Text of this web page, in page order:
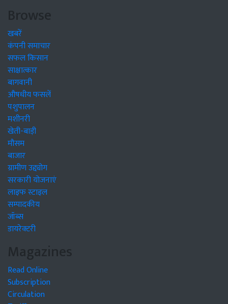
Browse
खबरें
कंपनी समाचार
सफल किसान
साक्षात्कार
बागवानी
औषधीय फसलें
पशुपालन
मशीनरी
खेती-बाड़ी
मौसम
बाजार
ग्रामीण उद्द्योग
सरकारी योजनाएं
लाइफ स्टाइल
सम्पादकीय
जॉब्स
डायरेक्टरी
Magazines
Read Online
Subscription
Circulation